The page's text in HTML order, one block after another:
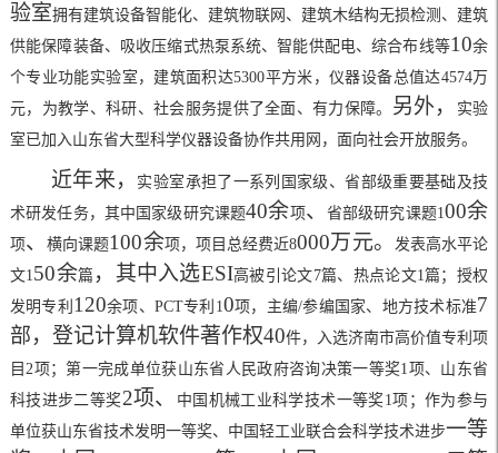
验室拥有建筑设备智能化、建筑物联网、建筑木结构无损检测、建筑
供能保障装备、吸收压缩式热泵系统、智能供配电、综合布线等10余
个专业功能实验室，建筑面积达5300平方米，仪器设备总值达4574万
元，为教学、科研、社会服务提供了全面、有力保障。 另外，
实验
室已加入山东省大型科学仪器设备协作共用网，面向社会开放服务。
近年来，
实验室承担了一系列国家级、省部级重要基础及技
术研发任务，其中国家级研究课题40余项、 省部级研究课题100余
项、横向课题100余项 ，项目总经费近8000万元。
发表高水平论
文150余篇 ，其中入选ESI高被引论文7篇、热点论文1篇；授权
发明专利 120余项、 PCT专利 10项，主编/参编国家、地方技术标准7
部，登记计算机软件著作权40件，入选济南市高价值专利项
目2项；第一完成单位获山东省人民政府咨询决策一等奖1项、山东省
科技进步二等奖2项、 中国机械工业科学技术一等奖1项；作为参与
单位获山东省技术发明一等奖、 中国轻工业联合会科学技术进步一等